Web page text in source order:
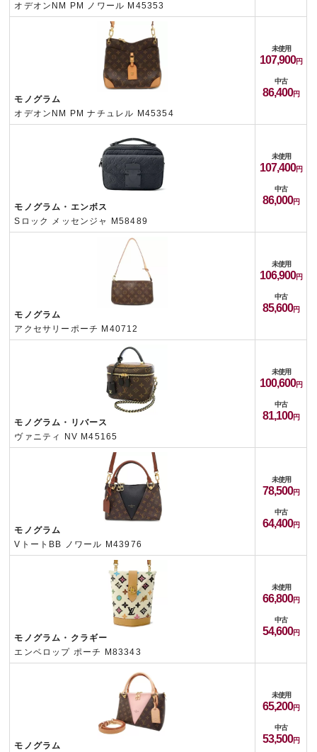
オデオンNM PM ノワール M45353
モノグラム
オデオンNM PM ナチュレル M45354
未使用
107,900
中古
86,400
モノグラム・エンボス
Sロック メッセンジャ M58489
未使用
107,400
中古
86,000
モノグラム
アクセサリーポーチ M40712
未使用
106,900
中古
85,600
モノグラム・リバース
ヴァニティ NV M45165
未使用
100,600
中古
81,100
モノグラム
VトートBB ノワール M43976
未使用
78,500
中古
64,400
モノグラム・クラギー
エンベロップ ポーチ M83343
未使用
66,800
中古
54,600
モノグラム
未使用
65,200
中古
53,500